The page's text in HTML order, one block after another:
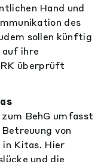
Hand und
des
sollen künftig
auf ihre
überprüft
BehG umfasst
von
in Kitas. Hier
und die